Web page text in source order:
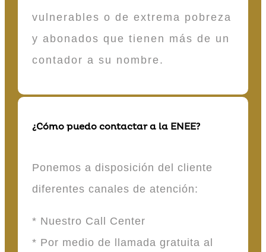
vulnerables o de extrema pobreza
y abonados que tienen más de un
contador a su nombre.
¿Cómo puedo contactar a la ENEE?
Ponemos a disposición del cliente
diferentes canales de atención:
* Nuestro Call Center
* Por medio de llamada gratuita al